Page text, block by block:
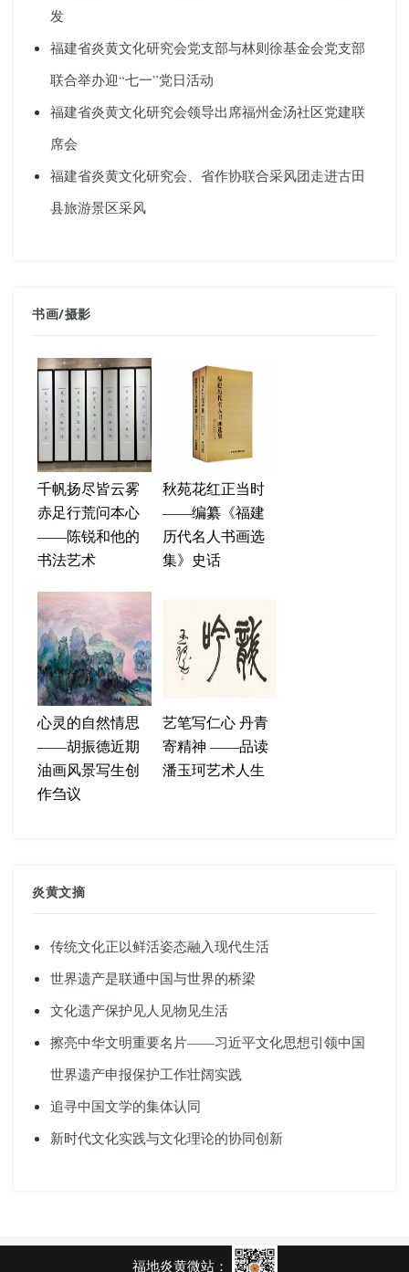
发
福建省炎黄文化研究会党支部与林则徐基金会党支部
联合举办迎“七一”党日活动
福建省炎黄文化研究会领导出席福州金汤社区党建联
席会
福建省炎黄文化研究会、省作协联合采风团走进古田
县旅游景区采风
书画/摄影
千帆扬尽皆云雾
赤足行荒问本心
——陈锐和他的
书法艺术
秋苑花红正当时
——编纂《福建
历代名人书画选
集》史话
心灵的自然情思
——胡振德近期
油画风景写生创
作刍议
艺笔写仁心 丹青
寄精神 ——品读
潘玉珂艺术人生
炎黄文摘
传统文化正以鲜活姿态融入现代生活
世界遗产是联通中国与世界的桥梁
文化遗产保护见人见物见生活
擦亮中华文明重要名片——习近平文化思想引领中国
世界遗产申报保护工作壮阔实践
追寻中国文学的集体认同
新时代文化实践与文化理论的协同创新
福地炎黄微站：